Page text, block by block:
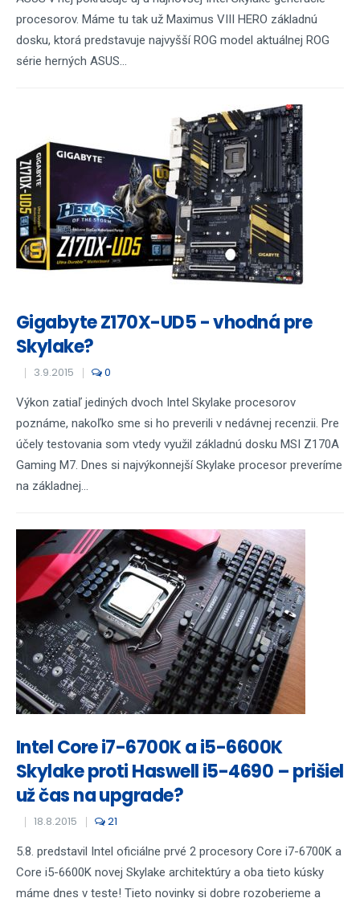
procesorov. Máme tu tak už Maximus VIII HERO základnú
dosku, ktorá predstavuje najvyšší ROG model aktuálnej ROG
série herných ASUS...
Gigabyte Z170X-UD5 - vhodná pre
Skylake?
3.9.2015 0
Výkon zatiaľ jediných dvoch Intel Skylake procesorov
poznáme, nakoľko sme si ho preverili v nedávnej recenzii. Pre
účely testovania som vtedy využil základnú dosku MSI Z170A
Gaming M7. Dnes si najvýkonnejší Skylake procesor preveríme
na základnej...
Intel Core i7-6700K a i5-6600K
Skylake proti Haswell i5-4690 – prišiel
už čas na upgrade?
18.8.2015 21
5.8. predstavil Intel oficiálne prvé 2 procesory Core i7-6700K a
Core i5-6600K novej Skylake architektúry a oba tieto kúsky
máme dnes v teste! Tieto novinky si dobre rozoberieme a